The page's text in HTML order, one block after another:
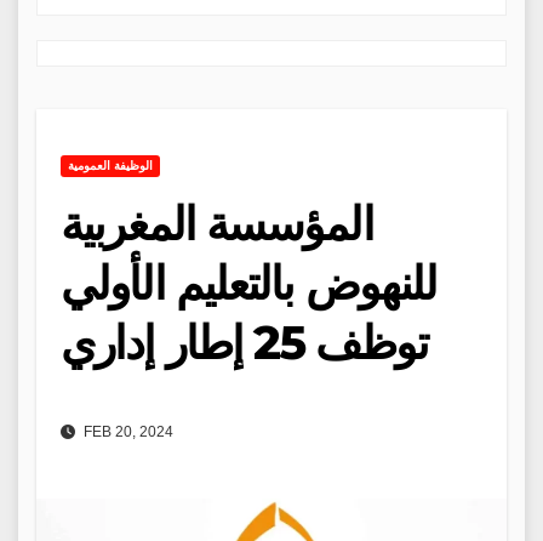
الوظيفة العمومية
المؤسسة المغربية
للنهوض بالتعليم الأولي
توظف 25 إطار إداري
FEB 20, 2024